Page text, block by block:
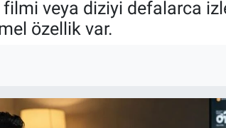
veya diziyi defalarca
özellik var.